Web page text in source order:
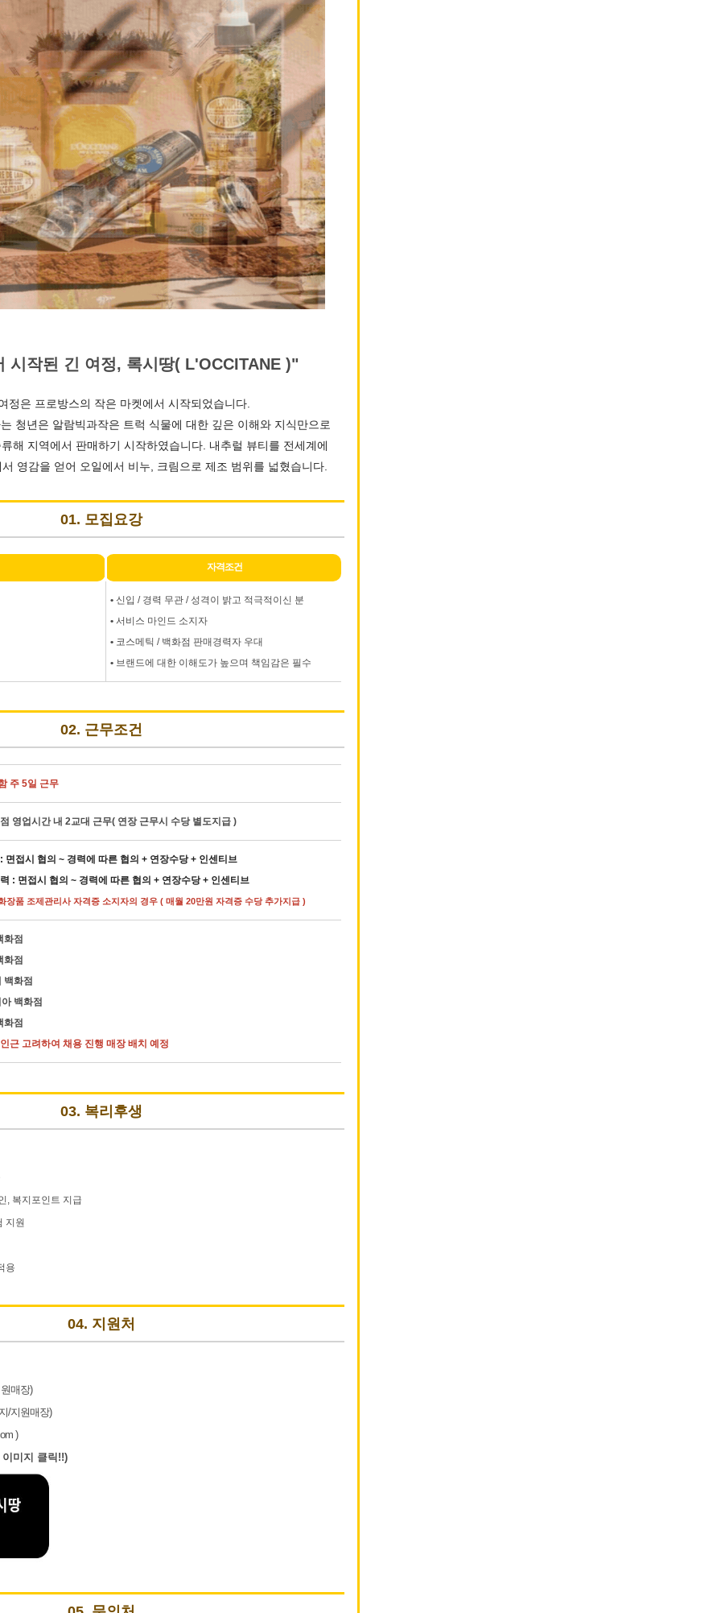
시작된 긴 여정, 록시땅( L'OCCITANE )"
정은 프로방스의 작은 마켓에서 시작되었습니다.
청년은 알람빅과작은 트럭 식물에 대한 깊은 이해와 지식만으로
해 지역에서 판매하기 시작하였습니다. 내추럴 뷰티를 전세계에
영감을 얻어 오일에서 비누, 크림으로 제조 범위를 넓혔습니다.
01. 모집요강
자격조건
• 신입 / 경력 무관 / 성격이 밝고 적극적이신 분
• 서비스 마인드 소지자
• 코스메틱 / 백화점 판매경력자 우대
• 브랜드에 대한 이해도가 높으며 책임감은 필수
02. 근무조건
주 5일 근무
영업시간 내 2교대 근무( 연장 근무시 수당 별도지급 )
면접시 협의 ~ 경력에 따른 협의 + 연장수당 + 인센티브
: 면접시 협의 ~ 경력에 따른 협의 + 연장수당 + 인센티브
장품 조제관리사 자격증 소지자의 경우 ( 매월 20만원 자격증 수당 추가지급 )
화점
화점
백화점
백화점
화점
근 고려하여 채용 진행 매장 배치 예정
03. 복리후생
, 복지포인트 지급
지원
용
04. 지원처
매장)
/지원매장)
)
이미지 클릭!!)